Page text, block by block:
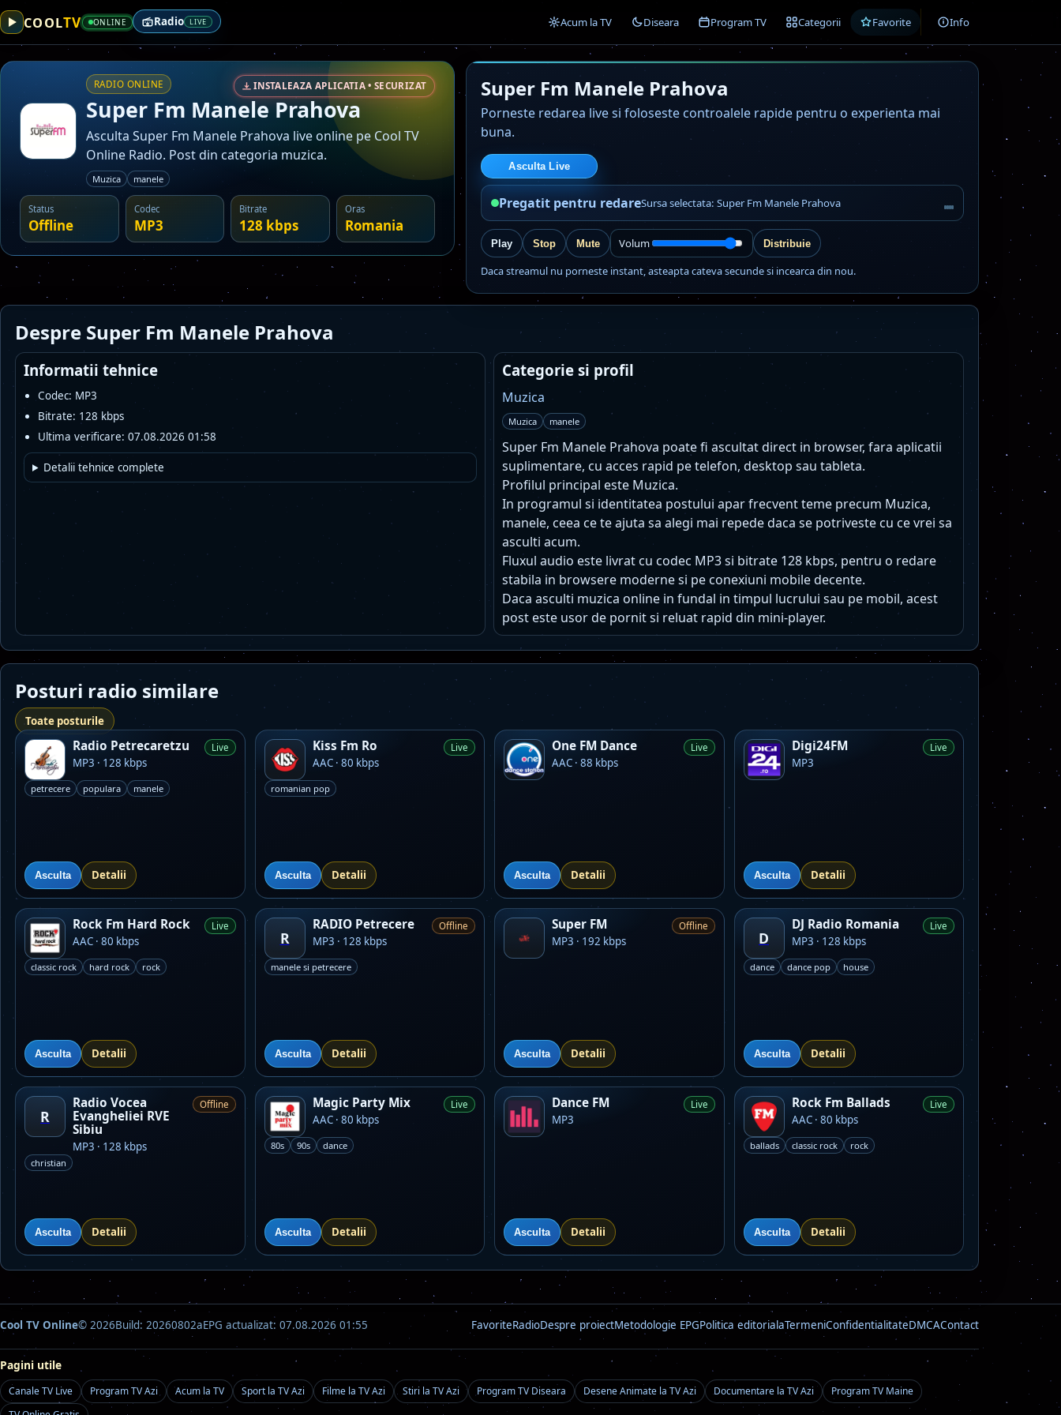
COOLTV ONLINE Radio LIVE Acum la TV Diseara Program TV Categorii Favorite Info
RADIO ONLINE INSTALEAZA APLICATIA • SECURIZAT
Super Fm Manele Prahova
Asculta Super Fm Manele Prahova live online pe Cool TV
Online Radio. Post din categoria muzica.
Muzica manele
Status
Offline
Codec
MP3
Bitrate
128 kbps
Oras
Romania
Super Fm Manele Prahova
Porneste redarea live si foloseste controalele rapide pentru o experienta mai
buna.
Asculta Live
Pregatit pentru redareSursa selectata: Super Fm Manele Prahova
Play Stop Mute Volum Distribuie
Daca streamul nu porneste instant, asteapta cateva secunde si incearca din nou.
Despre Super Fm Manele Prahova
Informatii tehnice
Codec: MP3
Bitrate: 128 kbps
Ultima verificare: 07.08.2026 01:58
Detalii tehnice complete
Categorie si profil
Muzica
Muzica manele
Super Fm Manele Prahova poate fi ascultat direct in browser, fara aplicatii
suplimentare, cu acces rapid pe telefon, desktop sau tableta.
Profilul principal este Muzica.
In programul si identitatea postului apar frecvent teme precum Muzica,
manele, ceea ce te ajuta sa alegi mai repede daca se potriveste cu ce vrei sa
asculti acum.
Fluxul audio este livrat cu codec MP3 si bitrate 128 kbps, pentru o redare
stabila in browsere moderne si pe conexiuni mobile decente.
Daca asculti muzica online in fundal in timpul lucrului sau pe mobil, acest
post este usor de pornit si reluat rapid din mini-player.
Posturi radio similare
Toate posturile
Radio Petrecaretzu
MP3 · 128 kbps
Live
petrecere populara manele
Asculta Detalii
Kiss Fm Ro
AAC · 80 kbps
Live
romanian pop
Asculta Detalii
One FM Dance
AAC · 88 kbps
Live
Asculta Detalii
Digi24FM
MP3
Live
Asculta Detalii
Rock Fm Hard Rock
AAC · 80 kbps
Live
classic rock hard rock rock
Asculta Detalii
R
RADIO Petrecere
MP3 · 128 kbps
Offline
manele si petrecere
Asculta Detalii
Super FM
MP3 · 192 kbps
Offline
Asculta Detalii
D
DJ Radio Romania
MP3 · 128 kbps
Live
dance dance pop house
Asculta Detalii
R
Radio Vocea
Evangheliei RVE
Sibiu
MP3 · 128 kbps
Offline
christian
Asculta Detalii
Magic Party Mix
AAC · 80 kbps
Live
80s 90s dance
Asculta Detalii
Dance FM
MP3
Live
Asculta Detalii
Rock Fm Ballads
AAC · 80 kbps
Live
ballads classic rock rock
Asculta Detalii
Cool TV Online© 2026Build: 20260802aEPG actualizat: 07.08.2026 01:55 FavoriteRadioDespre proiectMetodologie EPGPolitica editorialaTermeniConfidentialitateDMCAContact
Pagini utile
Canale TV Live Program TV Azi Acum la TV Sport la TV Azi Filme la TV Azi Stiri la TV Azi Program TV Diseara Desene Animate la TV Azi Documentare la TV Azi
Program TV Maine